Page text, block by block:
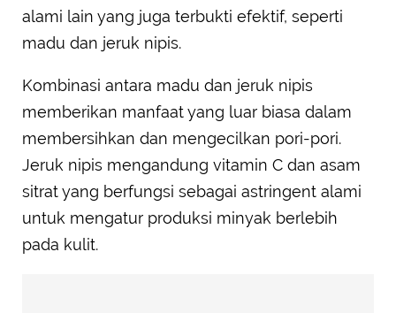
alami lain yang juga terbukti efektif, seperti
madu dan jeruk nipis.
Kombinasi antara madu dan jeruk nipis
memberikan manfaat yang luar biasa dalam
membersihkan dan mengecilkan pori-pori.
Jeruk nipis mengandung vitamin C dan asam
sitrat yang berfungsi sebagai astringent alami
untuk mengatur produksi minyak berlebih
pada kulit.